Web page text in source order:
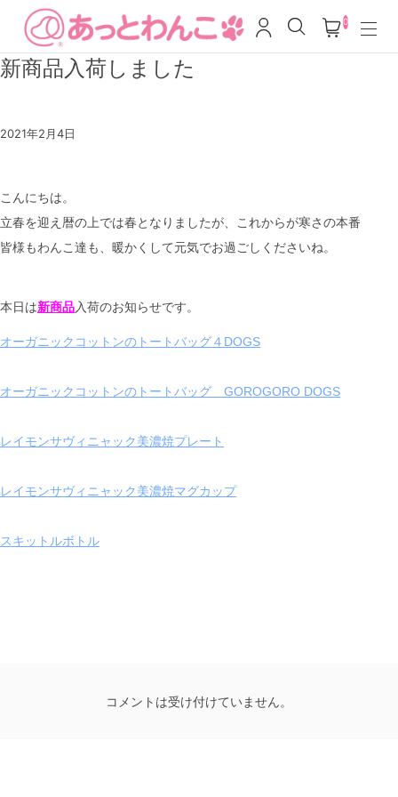
0
新商品入荷しました
2021年2月4日
こんにちは。
立春を迎え暦の上では春となりましたが、これからが寒さの本番
皆様もわんこ達も、暖かくして元気でお過ごしくださいね。
本日は新商品入荷のお知らせです。
オーガニックコットンのトートバッグ４DOGS
オーガニックコットンのトートバッグ GOROGORO DOGS
レイモンサヴィニャック美濃焼プレート
レイモンサヴィニャック美濃焼マグカップ
スキットルボトル
コメントは受け付けていません。